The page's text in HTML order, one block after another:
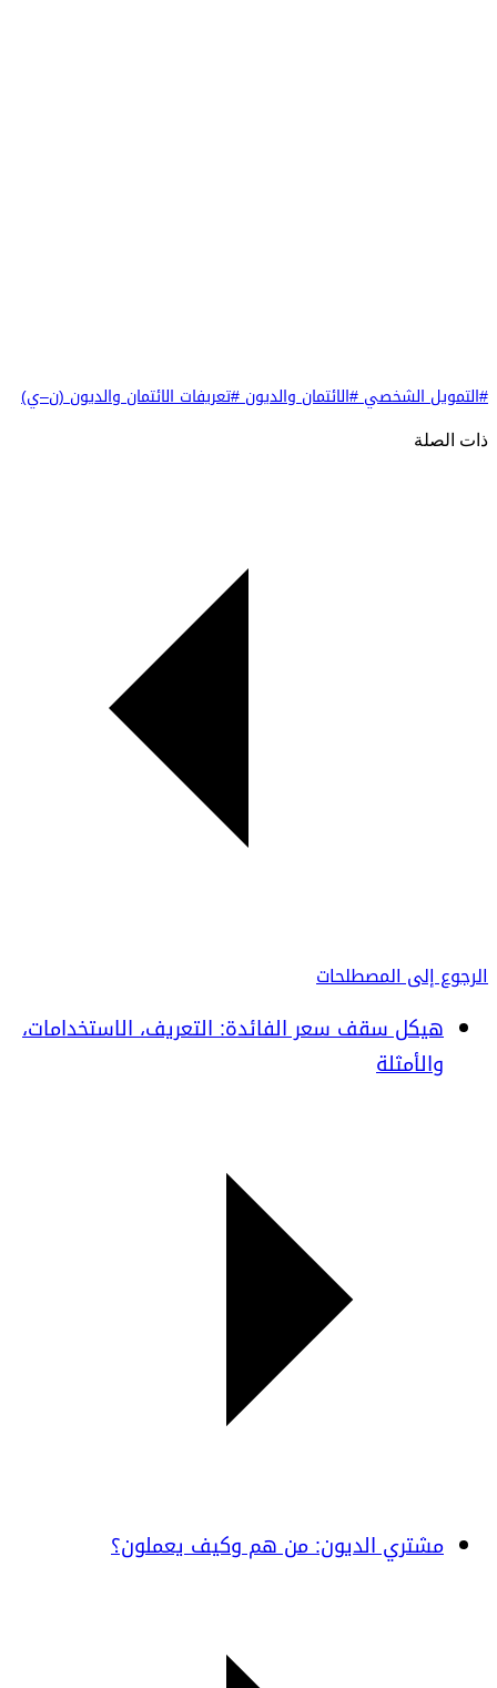
#التمويل الشخصي#الائتمان والديون#تعريفات الائتمان والديون (ن–ي)
ذات الصلة
الرجوع إلى المصطلحات
هيكل سقف سعر الفائدة: التعريف، الاستخدامات،
والأمثلة
مشتري الديون: من هم وكيف يعملون؟